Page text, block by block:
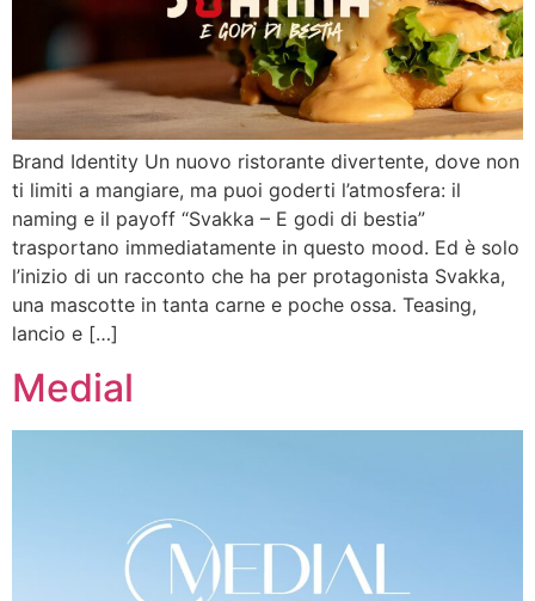
Brand Identity Un nuovo ristorante divertente, dove non
ti limiti a mangiare, ma puoi goderti l’atmosfera: il
naming e il payoff “Svakka – E godi di bestia”
trasportano immediatamente in questo mood. Ed è solo
l’inizio di un racconto che ha per protagonista Svakka,
una mascotte in tanta carne e poche ossa. Teasing,
lancio e […]
Medial